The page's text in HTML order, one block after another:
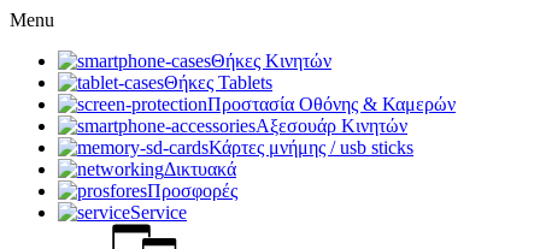
Menu
Θήκες Κινητών
Θήκες Tablets
Προστασία Οθόνης & Καμερών
Αξεσουάρ Κινητών
Κάρτες μνήμης / usb sticks
Δικτυακά
Προσφορές
Service